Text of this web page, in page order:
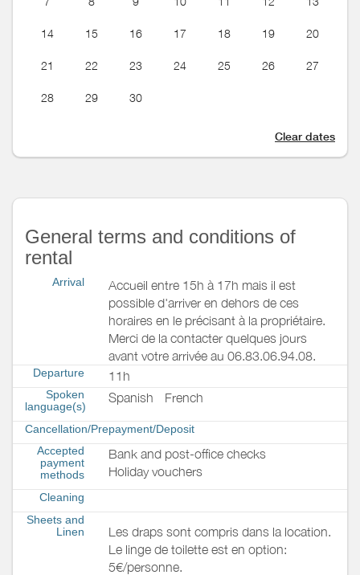
14 15 16 17 18 19 20
21 22 23 24 25 26 27
28 29 30
Clear dates
General terms and conditions of
rental
Arrival
Accueil entre 15h à 17h mais il est
possible d'arriver en dehors de ces
horaires en le précisant à la propriétaire.
Merci de la contacter quelques jours
avant votre arrivée au 06.83.06.94.08.
Departure 11h
Spoken
language(s)
Spanish French
Cancellation/Prepayment/Deposit
Accepted
payment
methods
Bank and post-office checks
Holiday vouchers
Cleaning
Sheets and
Linen
Les draps sont compris dans la location.
Le linge de toilette est en option:
5€/personne.